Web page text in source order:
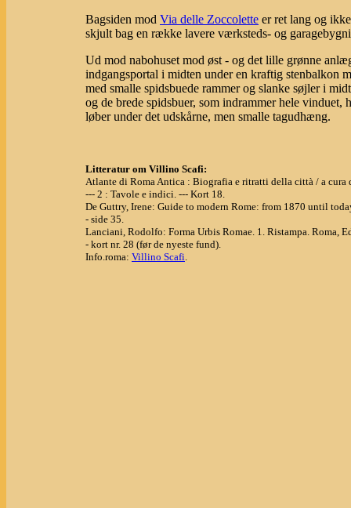
Bagsiden mod Via delle Zoccolette er ret lang og
skjult bag en række lavere værksteds- og
Ud mod nabohuset mod øst - og det lille grønne
indgangsportal i midten under en kraftig stenbalkon
med smalle spidsbuede rammer og slanke søjler i
og de brede spidsbuer, som indrammer hele vinduet,
løber under det udskårne, men smalle tagudhæng.
Litteratur om Villino Scafi:
Atlante di Roma Antica : Biografia e ritratti della città / a
--- 2 : Tavole e indici. --- Kort 18.
De Guttry, Irene: Guide to modern Rome: from 1870 until
- side 35.
Lanciani, Rodolfo: Forma Urbis Romae. 1. Ristampa. Roma,
- kort nr. 28 (før de nyeste fund).
Info.roma: Villino Scafi.